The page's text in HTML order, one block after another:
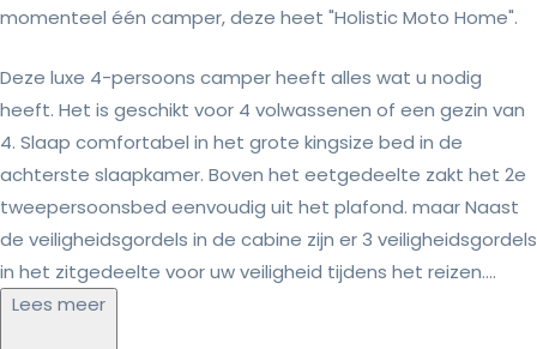
momenteel één camper, deze heet "Holistic Moto Home".
Deze luxe 4-persoons camper heeft alles wat u nodig
heeft. Het is geschikt voor 4 volwassenen of een gezin van
4. Slaap comfortabel in het grote kingsize bed in de
achterste slaapkamer. Boven het eetgedeelte zakt het 2e
tweepersoonsbed eenvoudig uit het plafond. maar Naast
de veiligheidsgordels in de cabine zijn er 3 veiligheidsgordels
in het zitgedeelte voor uw veiligheid tijdens het reizen....
Lees meer